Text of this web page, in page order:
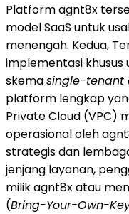
Platform agnt8x
model SaaS untuk
menengah. Kedua,
implementasi
skemasingle-tenant
platform lengkap
Private Cloud (VPC)
operasional oleh
strategis dan
jenjang layanan,
milik agnt8x atau
(Bring-Your-Own-